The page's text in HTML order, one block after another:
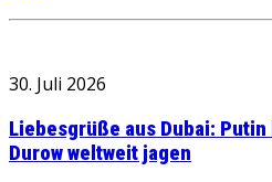
30. Juli 2026
Liebesgrüße aus Dubai:
Durow weltweit jagen